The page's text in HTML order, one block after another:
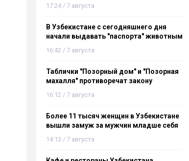
17:24 / 7 августа
В Узбекистане с сегодняшнего дня
начали выдавать "паспорта" животным
16:42 / 7 августа
Таблички "Позорный дом" и "Позорная
махалля" противоречат закону
16:12 / 7 августа
Более 11 тысяч женщин в Узбекистане
вышли замуж за мужчин младше себя
14:13 / 7 августа